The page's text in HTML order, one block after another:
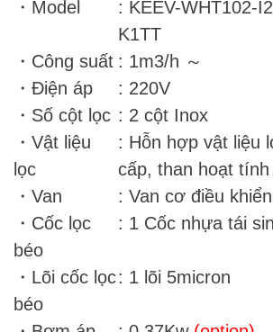
・Model
: KEEV-WHT102-
K1TT
・Công suất : 1m3/h ～
・Điện áp
: 220V
・Số cột lọc : 2 cột Inox
・Vật liệu
lọc
: Hỗn hợp vật liệu
cấp, than hoạt tính
・Van
: Van cơ điều
・Cốc lọc
béo
: 1 Cốc nhựa tái
・Lõi cốc lọc
béo
: 1 lõi 5micron